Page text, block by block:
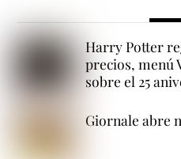
Harry Potter
precios, menú
sobre el 25
Giornale abre